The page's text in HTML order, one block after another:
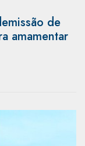
de
amamentar